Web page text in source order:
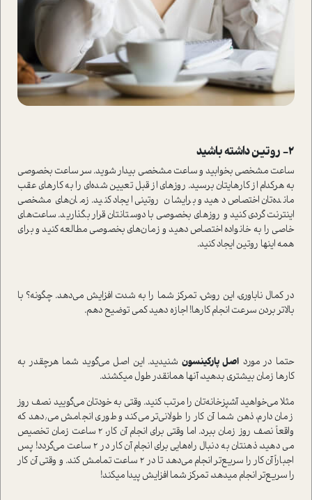
۲- روتین داشته باشید
ساعت مشخصی بخوابید و ساعت مشخصی بیدار شوید. سر ساعت بخصوصی
به هرکدام از کارهایتان برسید. روزهای از قبل تعیین شده‌ای را به کارهای عقب
مانده‌تان اختصاص دهید و برایشان روتینی ایجاد کنید. زمان‌های مشخصی
اینترنت گردی کنید و روزهای بخصوصی با دوستانتان قرار بگذارید. ساعت‌های
خاصی را به خانواده اختصاص دهید و زمان‌های بخصوصی مطالعه کنید و برای
همه اینها روتین ایجاد کنید.
در کمال ناباوری، این روش، تمرکز شما را به شدت افزایش می‌دهد. چگونه؟ با
بالاتر بردن سرعت انجام کارها! اجازه دهید کمی توضیح دهم.
حتما در مورد اصل پارکینسون شنیدید. این اصل می‌گوید شما هرچقدر به
کارها زمان بیشتری بدهید، آنها همانقدر طول میکشند.
مثلا می‌خواهید آشپزخانه‌تان را مرتب کنید. وقتی به خودتان می‌گویید نصف روز
زمان دارم، ذهن شما آن کار را طولانی‌تر می‌کند و طوری انجامش می٬دهد که
واقعاً نصف روز زمان ببرد. اما وقتی برای انجام آن کار، ۲ ساعت زمان تخصیص
می دهید، ذهنتان به دنبال راه‌هایی برای انجام آن کار در ۲ ساعت می‌گردد! پس
اجباراً آن کار را سریع‌تر انجام می‌دهد تا در ۲ ساعت تمامش کند. و وقتی آن کار
را سریع‌تر انجام میدهد، تمرکز شما افزایش پیدا میکند!